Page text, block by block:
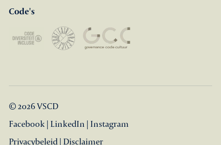
Code's
© 2026 VSCD
Facebook | LinkedIn | Instagram
Privacybeleid | Disclaimer